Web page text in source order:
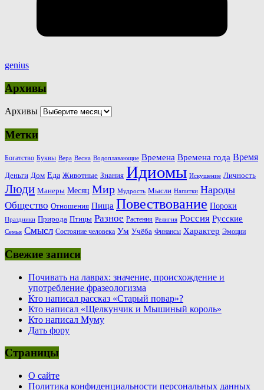
genius
Архивы
Архивы
Метки
Богатство Буквы Вера Весна Водоплавающие Времена Времена года Время
Деньги Дом Еда Животные Знания Идиомы Искушение Личность
Люди Манеры Месяц Мир Мудрость Мысли Напитки Народы
Общество Отношения Пища Повествование Пороки
Праздники Природа Птицы Разное Растения Религия Россия Русские
Семья Смысл Состояние человека Ум Учёба Финансы Характер Эмоции
Свежие записи
Почивать на лаврах: значение, происхождение и
употребление фразеологизма
Кто написал рассказ «Старый повар»?
Кто написал «Щелкунчик и Мышиный король»
Кто написал Муму
Дать фору
Страницы
О сайте
Политика конфиденциальности персональных данных